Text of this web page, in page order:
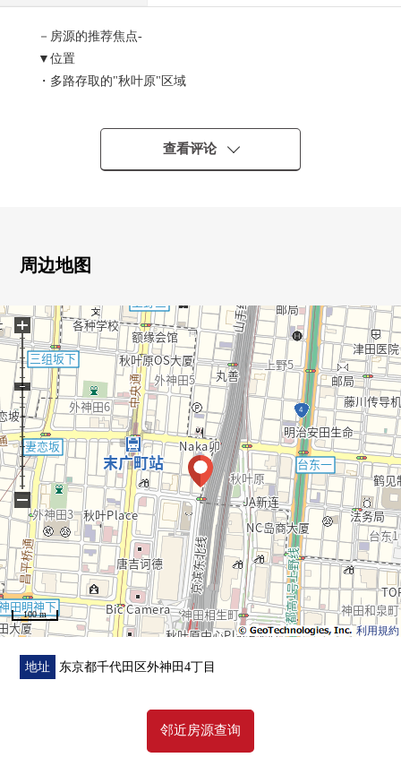
－房源的推荐焦点-
▼位置
・多路存取的"秋叶原"区域
・周围在安静的住宅地是成熟稳重的环境
・关于13楼、西南边角房有开放感觉的风景
・是尽管是小型，但是机能性的房型设计
▼设备
・水周围是独立的洗脸、浴室、厕所构成
・厨房同餐厅邻接，流迹线良好
■ 在找想要的家方面给予帮助的━━━━━・・・
房源的详细、需讨论是如有意向，请跟我们联系。
(销售价格不包括家具、供给品。)
查看评论
周边地图
利用規約
100 m
+
−
地址 东京都千代田区外神田4丁目
邻近房源查询